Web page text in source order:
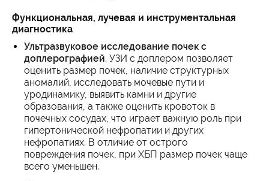
Функциональная, лучевая и инструментальная
диагностика
Ультразвуковое исследование почек с
доплерографией. УЗИ с доплером позволяет
оценить размер почек, наличие структурных
аномалий, исследовать мочевые пути и
уродинамику, выявить камни и другие
образования, а также оценить кровоток в
почечных сосудах, что играет важную роль при
гипертонической нефропатии и других
нефропатиях. В отличие от острого
повреждения почек, при ХБП размер почек чаще
всего уменьшен.